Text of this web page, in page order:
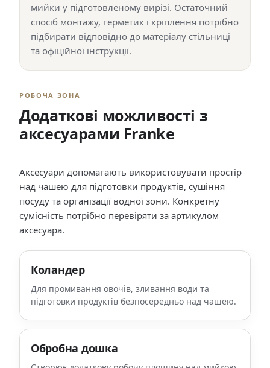
мийки у підготовленому вирізі. Остаточний
спосіб монтажу, герметик і кріплення потрібно
підбирати відповідно до матеріалу стільниці
та офіційної інструкції.
РОБОЧА ЗОНА
Додаткові можливості з
аксесуарами Franke
Аксесуари допомагають використовувати простір
над чашею для підготовки продуктів, сушіння
посуду та організації водної зони. Конкретну
сумісність потрібно перевіряти за артикулом
аксесуара.
Коландер
Для промивання овочів, зливання води та
підготовки продуктів безпосередньо над чашею.
Обробна дошка